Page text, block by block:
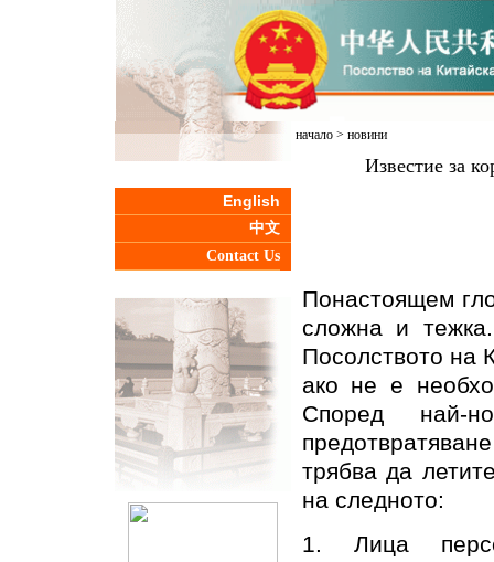
English
中文
Contact Us
начало> новини
Известие за
Понастоящем
сложна и
Посолството на
ако не е
Според най-
трябва да
на следното:
1. Лица